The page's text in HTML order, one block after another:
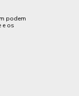
podem
e os